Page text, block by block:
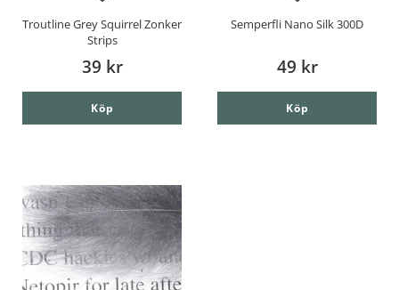
Troutline Grey Squirrel Zonker
Strips
39 kr
Köp
Semperfli Nano Silk 300D
49 kr
Köp